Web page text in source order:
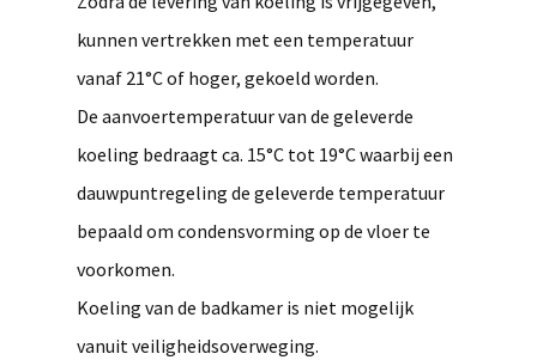
kunnen vertrekken met een temperatuur
vanaf 21°C of hoger, gekoeld worden.
De aanvoertemperatuur van de geleverde
koeling bedraagt ca. 15°C tot 19°C waarbij een
dauwpuntregeling de geleverde temperatuur
bepaald om condensvorming op de vloer te
voorkomen.
Koeling van de badkamer is niet mogelijk
vanuit veiligheidsoverweging.